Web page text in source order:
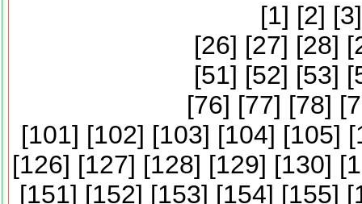
[1] [2] [3
[26] [27] [28] [
[51] [52] [53] [
[76] [77] [78] [
[101] [102] [103] [104] [105] [
[126] [127] [128] [129] [130] [
[151] [152] [153] [154] [155] [